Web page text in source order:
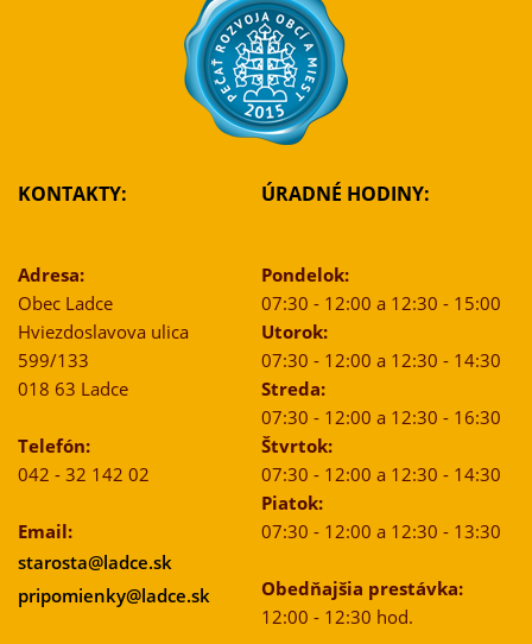
KONTAKTY:
Adresa:
Obec Ladce
Hviezdoslavova ulica
599/133
018 63 Ladce
Telefón:
042 - 32 142 02
Email:
starosta@ladce.sk
pripomienky@ladce.sk
ÚRADNÉ HODINY:
Pondelok:
07:30 - 12:00 a 12:30 - 15:00
Utorok:
07:30 - 12:00 a 12:30 - 14:30
Streda:
07:30 - 12:00 a 12:30 - 16:30
Štvrtok:
07:30 - 12:00 a 12:30 - 14:30
Piatok:
07:30 - 12:00 a 12:30 - 13:30
Obedňajšia prestávka:
12:00 - 12:30 hod.